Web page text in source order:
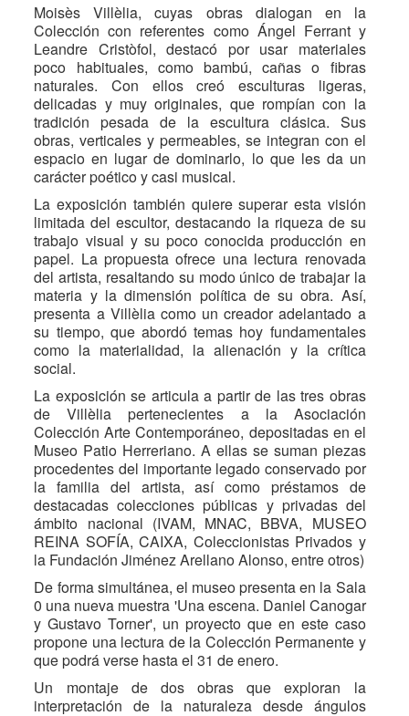
Moisès Villèlia, cuyas obras dialogan en la
Colección con referentes como Ángel Ferrant y
Leandre Cristòfol, destacó por usar materiales
poco habituales, como bambú, cañas o fibras
naturales. Con ellos creó esculturas ligeras,
delicadas y muy originales, que rompían con la
tradición pesada de la escultura clásica. Sus
obras, verticales y permeables, se integran con el
espacio en lugar de dominarlo, lo que les da un
carácter poético y casi musical.
La exposición también quiere superar esta visión
limitada del escultor, destacando la riqueza de su
trabajo visual y su poco conocida producción en
papel. La propuesta ofrece una lectura renovada
del artista, resaltando su modo único de trabajar la
materia y la dimensión política de su obra. Así,
presenta a Villèlia como un creador adelantado a
su tiempo, que abordó temas hoy fundamentales
como la materialidad, la alienación y la crítica
social.
La exposición se articula a partir de las tres obras
de Villèlia pertenecientes a la Asociación
Colección Arte Contemporáneo, depositadas en el
Museo Patio Herreriano. A ellas se suman piezas
procedentes del importante legado conservado por
la familia del artista, así como préstamos de
destacadas colecciones públicas y privadas del
ámbito nacional (IVAM, MNAC, BBVA, MUSEO
REINA SOFÍA, CAIXA, Coleccionistas Privados y
la Fundación Jiménez Arellano Alonso, entre otros)
De forma simultánea, el museo presenta en la Sala
0 una nueva muestra 'Una escena. Daniel Canogar
y Gustavo Torner', un proyecto que en este caso
propone una lectura de la Colección Permanente y
que podrá verse hasta el 31 de enero.
Un montaje de dos obras que exploran la
interpretación de la naturaleza desde ángulos